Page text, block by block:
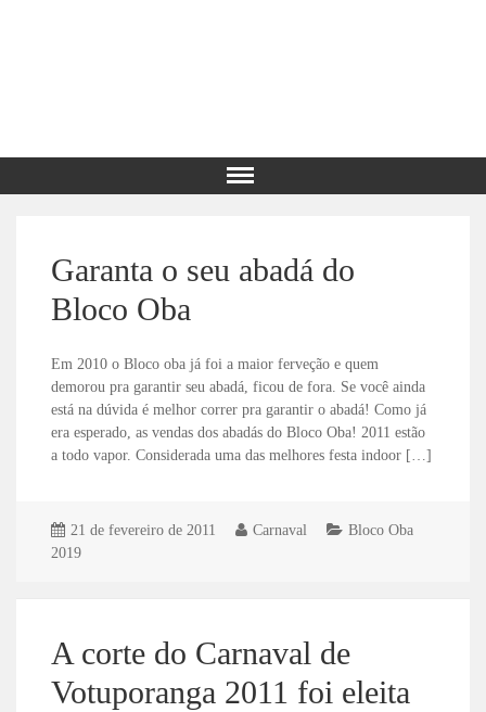
Garanta o seu abadá do
Bloco Oba
Em 2010 o Bloco oba já foi a maior ferveção e quem
demorou pra garantir seu abadá, ficou de fora. Se você ainda
está na dúvida é melhor correr pra garantir o abadá! Como já
era esperado, as vendas dos abadás do Bloco Oba! 2011 estão
a todo vapor. Considerada uma das melhores festa indoor […]
21 de fevereiro de 2011 Carnaval
Bloco Oba
2019
A corte do Carnaval de
Votuporanga 2011 foi eleita